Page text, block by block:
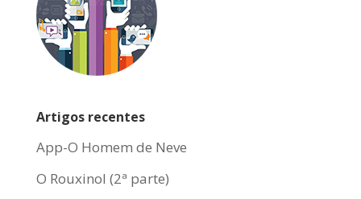
Artigos recentes
App-O Homem de Neve
O Rouxinol (2ª parte)